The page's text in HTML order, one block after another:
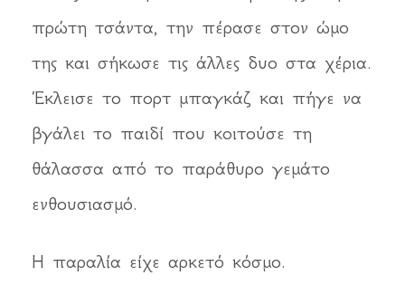
πρώτη τσάντα, την πέρασε στον ώμο
της και σήκωσε τις άλλες δυο στα χέρια.
Έκλεισε το πορτ μπαγκάζ και πήγε να
βγάλει το παιδί που κοιτούσε τη
θάλασσα από το παράθυρο γεμάτο
ενθουσιασμό.
Η παραλία είχε αρκετό κόσμο.